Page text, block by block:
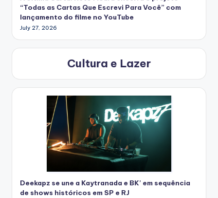
“Todas as Cartas Que Escrevi Para Você” com
lançamento do filme no YouTube
July 27, 2026
Cultura e Lazer
Deekapz se une a Kaytranada e BK’ em sequência
de shows históricos em SP e RJ